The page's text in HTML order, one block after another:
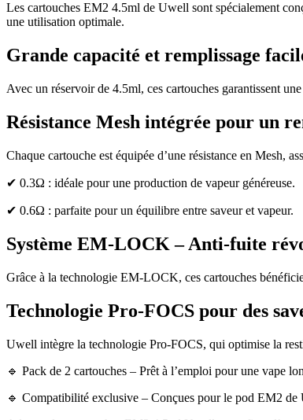
Les cartouches EM2 4.5ml de Uwell sont spécialement
une utilisation optimale.
Grande capacité et remplissage
Avec un réservoir de 4.5ml, ces cartouches garantissent
Résistance Mesh intégrée pour un
Chaque cartouche est équipée d’une résistance en Mesh,
✔ 0.3Ω : idéale pour une production de vapeur généreuse.
✔ 0.6Ω : parfaite pour un équilibre entre saveur et vapeur.
Système EM-LOCK – Anti-fuite
Grâce à la technologie EM-LOCK, ces cartouches
Technologie Pro-FOCS pour des
Uwell intègre la technologie Pro-FOCS, qui optimise la
🔹 Pack de 2 cartouches – Prêt à l’emploi pour une vape
🔹 Compatibilité exclusive – Conçues pour le pod EM2 de